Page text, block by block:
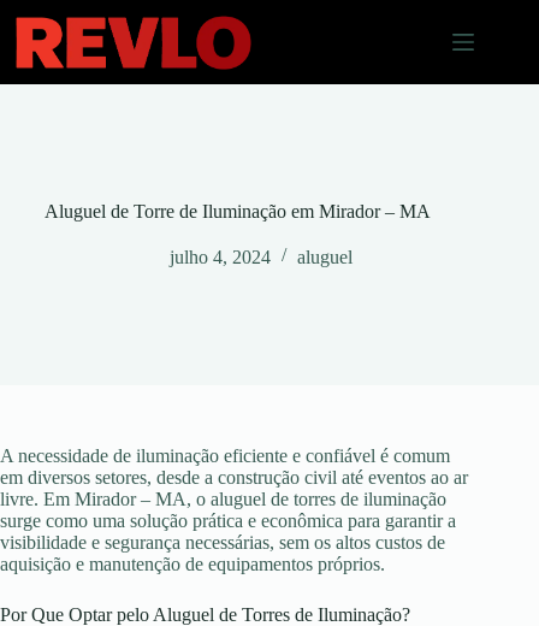
para
conteúdo
Aluguel de Torre de Iluminação em Mirador – MA
julho 4, 2024 aluguel
A necessidade de iluminação eficiente e confiável é comum
em diversos setores, desde a construção civil até eventos ao ar
livre. Em Mirador – MA, o aluguel de torres de iluminação
surge como uma solução prática e econômica para garantir a
visibilidade e segurança necessárias, sem os altos custos de
aquisição e manutenção de equipamentos próprios.
Por Que Optar pelo Aluguel de Torres de Iluminação?